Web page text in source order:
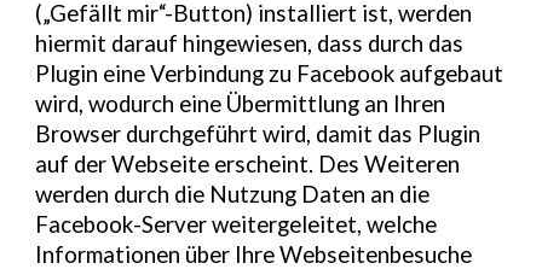
(„Gefällt mir“-Button) installiert ist, werden
hiermit darauf hingewiesen, dass durch das
Plugin eine Verbindung zu Facebook aufgebaut
wird, wodurch eine Übermittlung an Ihren
Browser durchgeführt wird, damit das Plugin
auf der Webseite erscheint. Des Weiteren
werden durch die Nutzung Daten an die
Facebook-Server weitergeleitet, welche
Informationen über Ihre Webseitenbesuche